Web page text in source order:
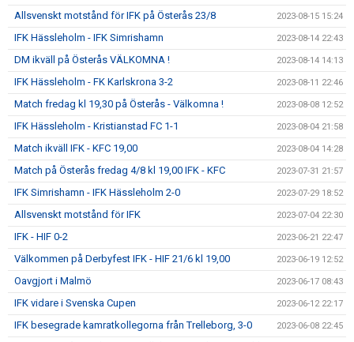
Allsvenskt motstånd för IFK på Österås 23/8 2023-08-15 15:24
IFK Hässleholm - IFK Simrishamn 2023-08-14 22:43
DM ikväll på Österås VÄLKOMNA ! 2023-08-14 14:13
IFK Hässleholm - FK Karlskrona 3-2 2023-08-11 22:46
Match fredag kl 19,30 på Österås - Välkomna ! 2023-08-08 12:52
IFK Hässleholm - Kristianstad FC 1-1 2023-08-04 21:58
Match ikväll IFK - KFC 19,00 2023-08-04 14:28
Match på Österås fredag 4/8 kl 19,00 IFK - KFC 2023-07-31 21:57
IFK Simrishamn - IFK Hässleholm 2-0 2023-07-29 18:52
Allsvenskt motstånd för IFK 2023-07-04 22:30
IFK - HIF 0-2 2023-06-21 22:47
Välkommen på Derbyfest IFK - HIF 21/6 kl 19,00 2023-06-19 12:52
Oavgjort i Malmö 2023-06-17 08:43
IFK vidare i Svenska Cupen 2023-06-12 22:17
IFK besegrade kamratkollegorna från Trelleborg, 3-0 2023-06-08 22:45